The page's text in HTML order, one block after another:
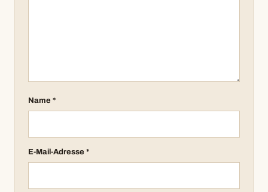
Name *
E-Mail-Adresse *